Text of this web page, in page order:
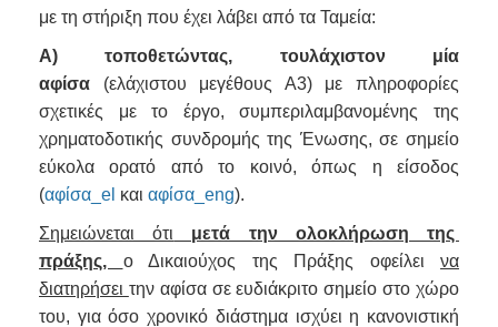
με τη στήριξη που έχει λάβει από τα Ταμεία:
Α) τοποθετώντας, τουλάχιστον μία
αφίσα (ελάχιστου μεγέθους Α3) με πληροφορίες
σχετικές με το έργο, συμπεριλαμβανομένης της
χρηματοδοτικής συνδρομής της Ένωσης, σε σημείο
εύκολα ορατό από το κοινό, όπως η είσοδος
(αφίσα_el και αφίσα_eng).
Σημειώνεται ότι μετά την ολοκλήρωση της
πράξης, ο Δικαιούχος της Πράξης οφείλει να
διατηρήσει την αφίσα σε ευδιάκριτο σημείο στο χώρο
του, για όσο χρονικό διάστημα ισχύει η κανονιστική